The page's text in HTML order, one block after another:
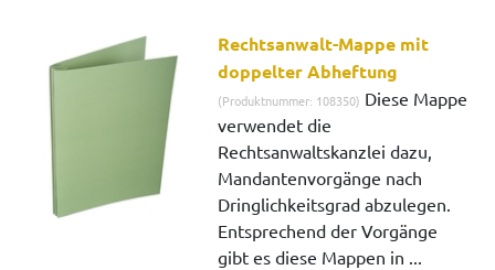
Rechtsanwalt-Mappe mit
doppelter Abheftung
(Produktnummer: 108350) Diese Mappe
verwendet die
Rechtsanwaltskanzlei dazu,
Mandantenvorgänge nach
Dringlichkeitsgrad abzulegen.
Entsprechend der Vorgänge
gibt es diese Mappen in ...